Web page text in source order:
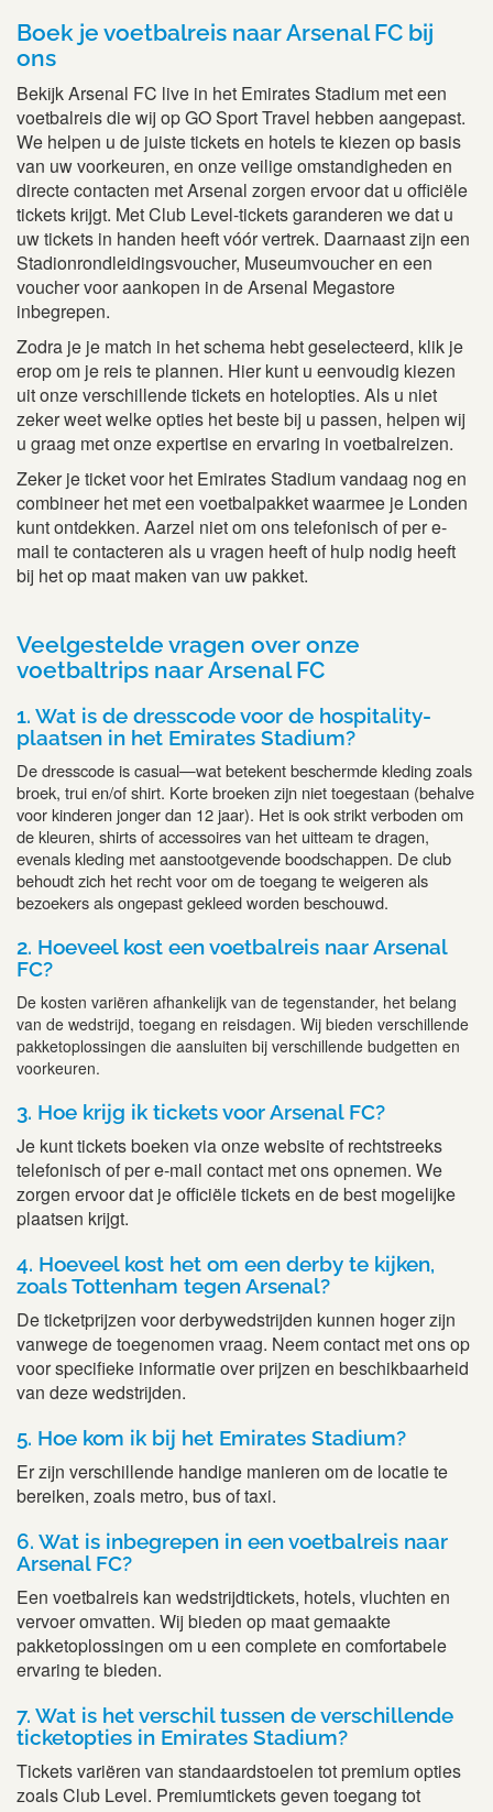
Boek je voetbalreis naar Arsenal FC bij
ons
Bekijk Arsenal FC live in het Emirates Stadium met een
voetbalreis die wij op GO Sport Travel hebben aangepast.
We helpen u de juiste tickets en hotels te kiezen op basis
van uw voorkeuren, en onze veilige omstandigheden en
directe contacten met Arsenal zorgen ervoor dat u officiële
tickets krijgt. Met Club Level-tickets garanderen we dat u
uw tickets in handen heeft vóór vertrek. Daarnaast zijn een
Stadionrondleidingsvoucher, Museumvoucher en een
voucher voor aankopen in de Arsenal Megastore
inbegrepen.
Zodra je je match in het schema hebt geselecteerd, klik je
erop om je reis te plannen. Hier kunt u eenvoudig kiezen
uit onze verschillende tickets en hotelopties. Als u niet
zeker weet welke opties het beste bij u passen, helpen wij
u graag met onze expertise en ervaring in voetbalreizen.
Zeker je ticket voor het Emirates Stadium vandaag nog en
combineer het met een voetbalpakket waarmee je Londen
kunt ontdekken. Aarzel niet om ons telefonisch of per e-
mail te contacteren als u vragen heeft of hulp nodig heeft
bij het op maat maken van uw pakket.
Veelgestelde vragen over onze
voetbaltrips naar Arsenal FC
1. Wat is de dresscode voor de hospitality-
plaatsen in het Emirates Stadium?
De dresscode is casual—wat betekent beschermde kleding zoals
broek, trui en/of shirt. Korte broeken zijn niet toegestaan (behalve
voor kinderen jonger dan 12 jaar). Het is ook strikt verboden om
de kleuren, shirts of accessoires van het uitteam te dragen,
evenals kleding met aanstootgevende boodschappen. De club
behoudt zich het recht voor om de toegang te weigeren als
bezoekers als ongepast gekleed worden beschouwd.
2. Hoeveel kost een voetbalreis naar Arsenal
FC?
De kosten variëren afhankelijk van de tegenstander, het belang
van de wedstrijd, toegang en reisdagen. Wij bieden verschillende
pakketoplossingen die aansluiten bij verschillende budgetten en
voorkeuren.
3. Hoe krijg ik tickets voor Arsenal FC?
Je kunt tickets boeken via onze website of rechtstreeks
telefonisch of per e-mail contact met ons opnemen. We
zorgen ervoor dat je officiële tickets en de best mogelijke
plaatsen krijgt.
4. Hoeveel kost het om een derby te kijken,
zoals Tottenham tegen Arsenal?
De ticketprijzen voor derbywedstrijden kunnen hoger zijn
vanwege de toegenomen vraag. Neem contact met ons op
voor specifieke informatie over prijzen en beschikbaarheid
van deze wedstrijden.
5. Hoe kom ik bij het Emirates Stadium?
Er zijn verschillende handige manieren om de locatie te
bereiken, zoals metro, bus of taxi.
6. Wat is inbegrepen in een voetbalreis naar
Arsenal FC?
Een voetbalreis kan wedstrijdtickets, hotels, vluchten en
vervoer omvatten. Wij bieden op maat gemaakte
pakketoplossingen om u een complete en comfortabele
ervaring te bieden.
7. Wat is het verschil tussen de verschillende
ticketopties in Emirates Stadium?
Tickets variëren van standaardstoelen tot premium opties
zoals Club Level. Premiumtickets geven toegang tot